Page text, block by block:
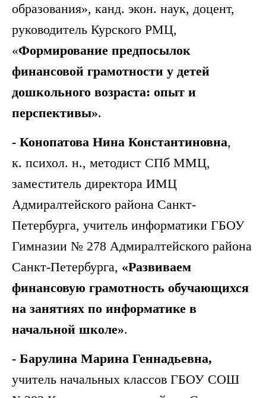
образования», канд. экон. наук, доцент,
руководитель Курского РМЦ,
«Формирование предпосылок
финансовой грамотности у детей
дошкольного возраста: опыт и
перспективы».
- Конопатова Нина Константиновна,
к. психол. н., методист СПб ММЦ,
заместитель директора ИМЦ
Адмиралтейского района Санкт-
Петербурга, учитель информатики ГБОУ
Гимназии № 278 Адмиралтейского района
Санкт-Петербурга, «Развиваем
финансовую грамотность обучающихся
на занятиях по информатике в
начальной школе».
- Барулина Марина Геннадьевна,
учитель начальных классов ГБОУ СОШ